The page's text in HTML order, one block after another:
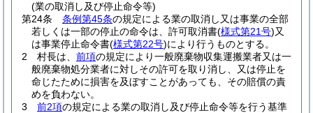
(業の取消し及び停止命令等)
第24条
条例第45条の規定による業の取消し又は事業の全部
若しくは一部の停止の命令は、許可取消書(様式第21号)又
は事業停止命令書(様式第22号)により行うものとする。
2
村長は、 前項の規定により一般廃棄物収集運搬業者又は一
般廃棄物処分業者に対しその許可を取り消し、又は停止を
命じたために損害を及ぼすことがあっても、その賠償の責
めを負わない。
3
前2項の規定による業の取消し及び停止命令等を行う基準